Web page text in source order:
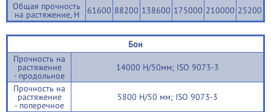
Общая прочность
на растяжение, Н 61600 88200 138600 175000 210000 25200
Бон
Прочность на
растяжение
- продольное
14000 Н/50мм; ISO 9073-3
Прочность на
растяжение
- поперечное
5800 Н/50 мм; ISO 9073-3